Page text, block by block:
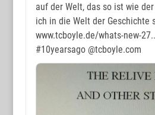
auf der Welt, das so ist wie
ich in die Welt der Geschichte
www.tcboyle.de/whats-new-
#10yearsago@tcboyle.com
Das Kreativ-Netzwerk
KONTAKT
www.wortmax.net
Holger Reichard